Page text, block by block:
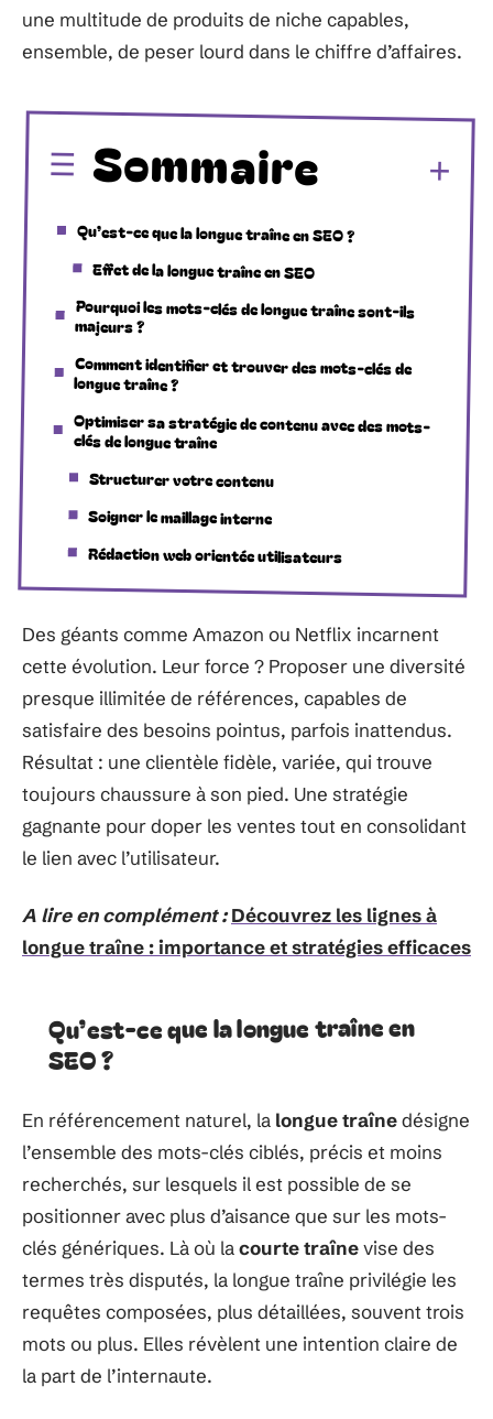
une multitude de produits de niche capables,
ensemble, de peser lourd dans le chiffre d’affaires.
Sommaire
Qu’est-ce que la longue traîne en SEO ?
Effet de la longue traîne en SEO
Pourquoi les mots-clés de longue traîne sont-ils
majeurs ?
Comment identifier et trouver des mots-clés de
longue traîne ?
Optimiser sa stratégie de contenu avec des mots-
clés de longue traîne
Structurer votre contenu
Soigner le maillage interne
Rédaction web orientée utilisateurs
Des géants comme Amazon ou Netflix incarnent
cette évolution. Leur force ? Proposer une diversité
presque illimitée de références, capables de
satisfaire des besoins pointus, parfois inattendus.
Résultat : une clientèle fidèle, variée, qui trouve
toujours chaussure à son pied. Une stratégie
gagnante pour doper les ventes tout en consolidant
le lien avec l’utilisateur.
A lire en complément : Découvrez les lignes à
longue traîne : importance et stratégies efficaces
Qu’est-ce que la longue traîne en
SEO ?
En référencement naturel, la longue traînedésigne
l’ensemble des mots-clés ciblés, précis et moins
recherchés, sur lesquels il est possible de se
positionner avec plus d’aisance que sur les mots-
clés génériques. Là où lacourte traînevise des
termes très disputés, la longue traîne privilégie les
requêtes composées, plus détaillées, souvent trois
mots ou plus. Elles révèlent une intention claire de
la part de l’internaute.